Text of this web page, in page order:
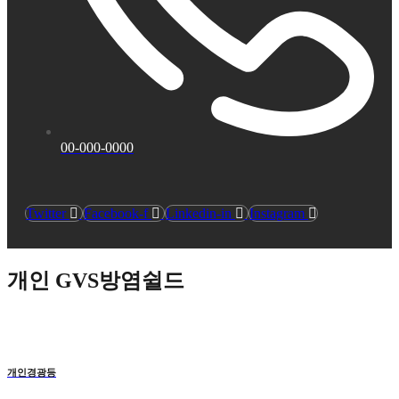
00-000-0000
Twitter Facebook-f Linkedin-in Instagram
개인 GVS방염쉴드
개인경광등